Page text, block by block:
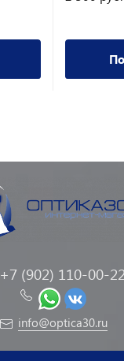
+7 (902) 110-00-22
info@optica30.ru